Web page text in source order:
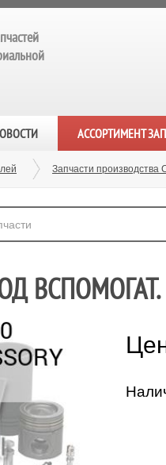
АССОРТИМЕНТ
Запчасти производства